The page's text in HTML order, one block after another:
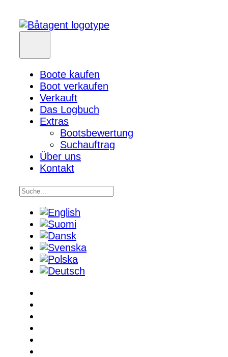
Boote kaufen
Boot verkaufen
Verkauft
Das Logbuch
Extras
Bootsbewertung
Suchauftrag
Über uns
Kontakt